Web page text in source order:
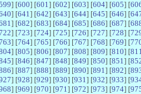
] [600] [601 ] [602] [603] [604] [605] [
] [641 ] [642] [643] [644] [645] [646] [
] [682] [683] [684] [685] [686] [687] [
] [723] [724] [725] [726] [727] [728] [
] [764] [765] [766] [767] [768] [769] [
] [805] [806] [807] [808] [809] [810] [811
] [846] [847] [848] [849] [850] [851 ] [
] [887] [888] [889] [890] [891 ] [892] [
] [928] [929] [930] [931 ] [932] [933] [
] [969] [970] [971 ] [972] [973] [974] [